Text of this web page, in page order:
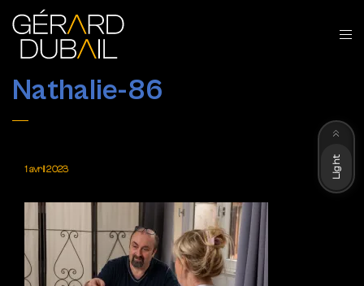
Nathalie-86
1 avril 2023 Light
Dark